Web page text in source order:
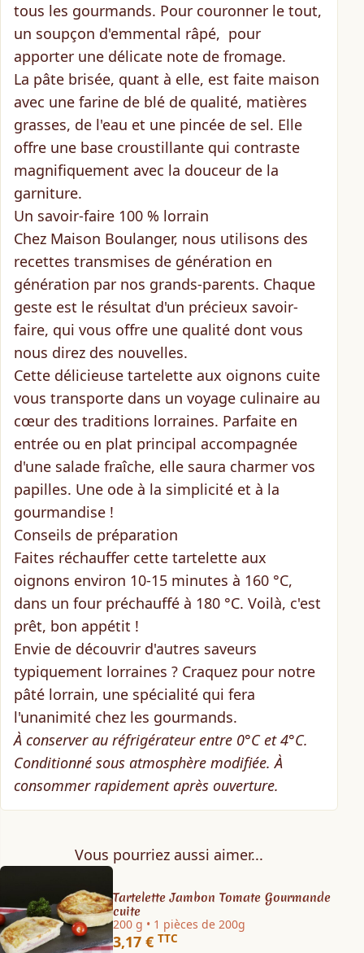
tous les gourmands. Pour couronner le tout,
un soupçon d'emmental râpé, pour
apporter une délicate note de fromage.
La pâte brisée, quant à elle, est faite maison
avec une farine de blé de qualité, matières
grasses, de l'eau et une pincée de sel. Elle
offre une base croustillante qui contraste
magnifiquement avec la douceur de la
garniture.
Un savoir-faire 100 % lorrain
Chez Maison Boulanger, nous utilisons des
recettes transmises de génération en
génération par nos grands-parents. Chaque
geste est le résultat d'un précieux savoir-
faire, qui vous offre une qualité dont vous
nous direz des nouvelles.
Cette délicieuse tartelette aux oignons cuite
vous transporte dans un voyage culinaire au
cœur des traditions lorraines. Parfaite en
entrée ou en plat principal accompagnée
d'une salade fraîche, elle saura charmer vos
papilles. Une ode à la simplicité et à la
gourmandise !
Conseils de préparation
Faites réchauffer cette tartelette aux
oignons environ 10-15 minutes à 160 °C,
dans un four préchauffé à 180 °C. Voilà, c'est
prêt, bon appétit !
Envie de découvrir d'autres saveurs
typiquement lorraines ? Craquez pour notre
pâté lorrain, une spécialité qui fera
l'unanimité chez les gourmands.
À conserver au réfrigérateur entre 0°C et 4°C.
Conditionné sous atmosphère modifiée. À
consommer rapidement après ouverture.
Vous pourriez aussi aimer...
Tartelette Jambon Tomate Gourmande
cuite
200 g • 1 pièces de 200g
3,17 € TTC